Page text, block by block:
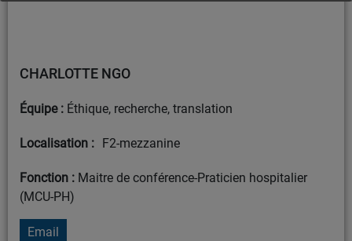
CHARLOTTE NGO
Équipe : Éthique, recherche, translation
Localisation : F2-mezzanine
Fonction : Maitre de conférence-Praticien hospitalier
(MCU-PH)
Email